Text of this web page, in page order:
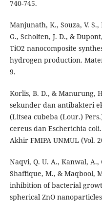
740-745.
Manjunath, K., Souza, V.
G., Scholten, J. D., &
TiO2 nanocomposite
hydrogen production.
9.
Korlis, B. D., & Manurung,
sekunder dan antibakteri
(Litsea cubeba (Lour.)
cereus dan Escherichia
Akhir FMIPA UNMUL (Vol.
Naqvi, Q. U. A., Kanwal, A.,
Shaffique, M., & Maqbool,
inhibition of bacterial
spherical ZnO